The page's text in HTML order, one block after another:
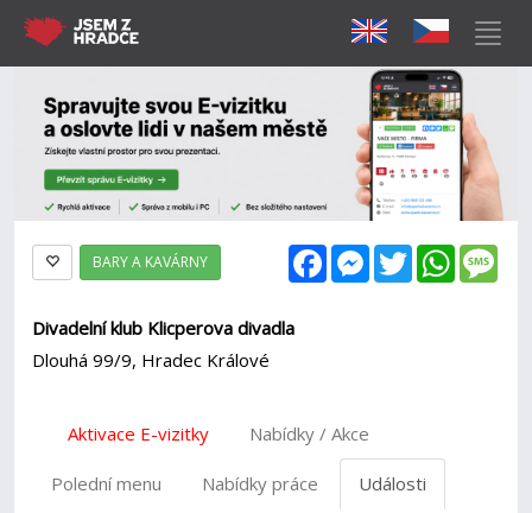
FacebookMessenger
Twitter
BARY A KAVÁRNY
Divadelní klub Klicperova divadla
Dlouhá 99/9, Hradec Králové
Aktivace E-vizitky Nabídky / Akce
Polední menu Nabídky práce Události